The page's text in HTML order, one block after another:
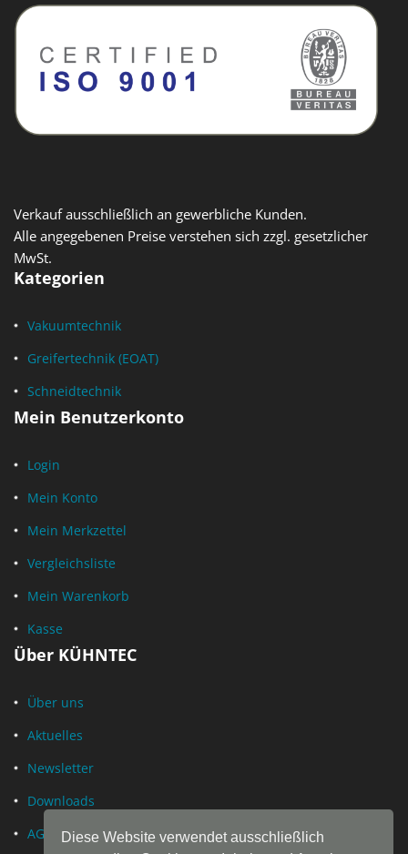
Diese Website verwendet ausschließlich
Verkauf ausschließlich an gewerbliche Kunden.
Alle angegebenen Preise verstehen sich zzgl. gesetzlicher
MwSt.
Kategorien
Vakuumtechnik
Greifertechnik (EOAT)
Schneidtechnik
Mein Benutzerkonto
Login
Mein Konto
Mein Merkzettel
Vergleichsliste
Mein Warenkorb
Kasse
Über KÜHNTEC
Über uns
Aktuelles
Newsletter
Downloads
AGB